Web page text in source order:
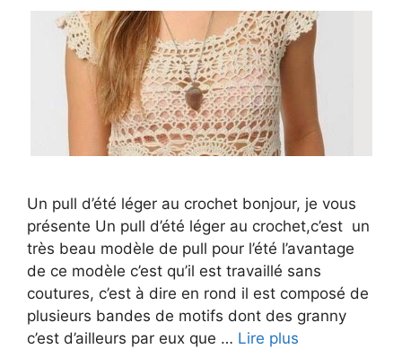
Un pull d’été léger au crochet bonjour, je vous
présente Un pull d’été léger au crochet,c’est un
très beau modèle de pull pour l’été l’avantage
de ce modèle c’est qu’il est travaillé sans
coutures, c’est à dire en rond il est composé de
plusieurs bandes de motifs dont des granny
c’est d’ailleurs par eux que … Lire plus